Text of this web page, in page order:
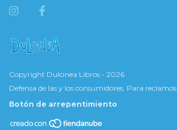
Copyright Dulcinea Libros - 2026
Defensa de las y los consumidores. Para reclamos
Botón de arrepentimiento